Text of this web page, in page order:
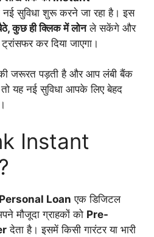
सुविधा शुरू करने जा रहा है। इस
कुछ ही क्लिक में लोनले सकेंगे और
कर दिया जाएगा।
जरूरत पड़ती है और आप लंबी बैंक
यह नई सुविधा आपके लिए बेहद
Instant
Loan एक डिजिटल
मौजूदा ग्राहकों को Pre-
देता है। इसमें किसी गारंटर या भारी